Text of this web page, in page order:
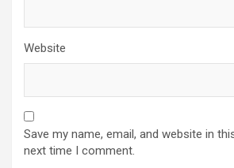
Website
Save my name, email, and website in
next time I comment.